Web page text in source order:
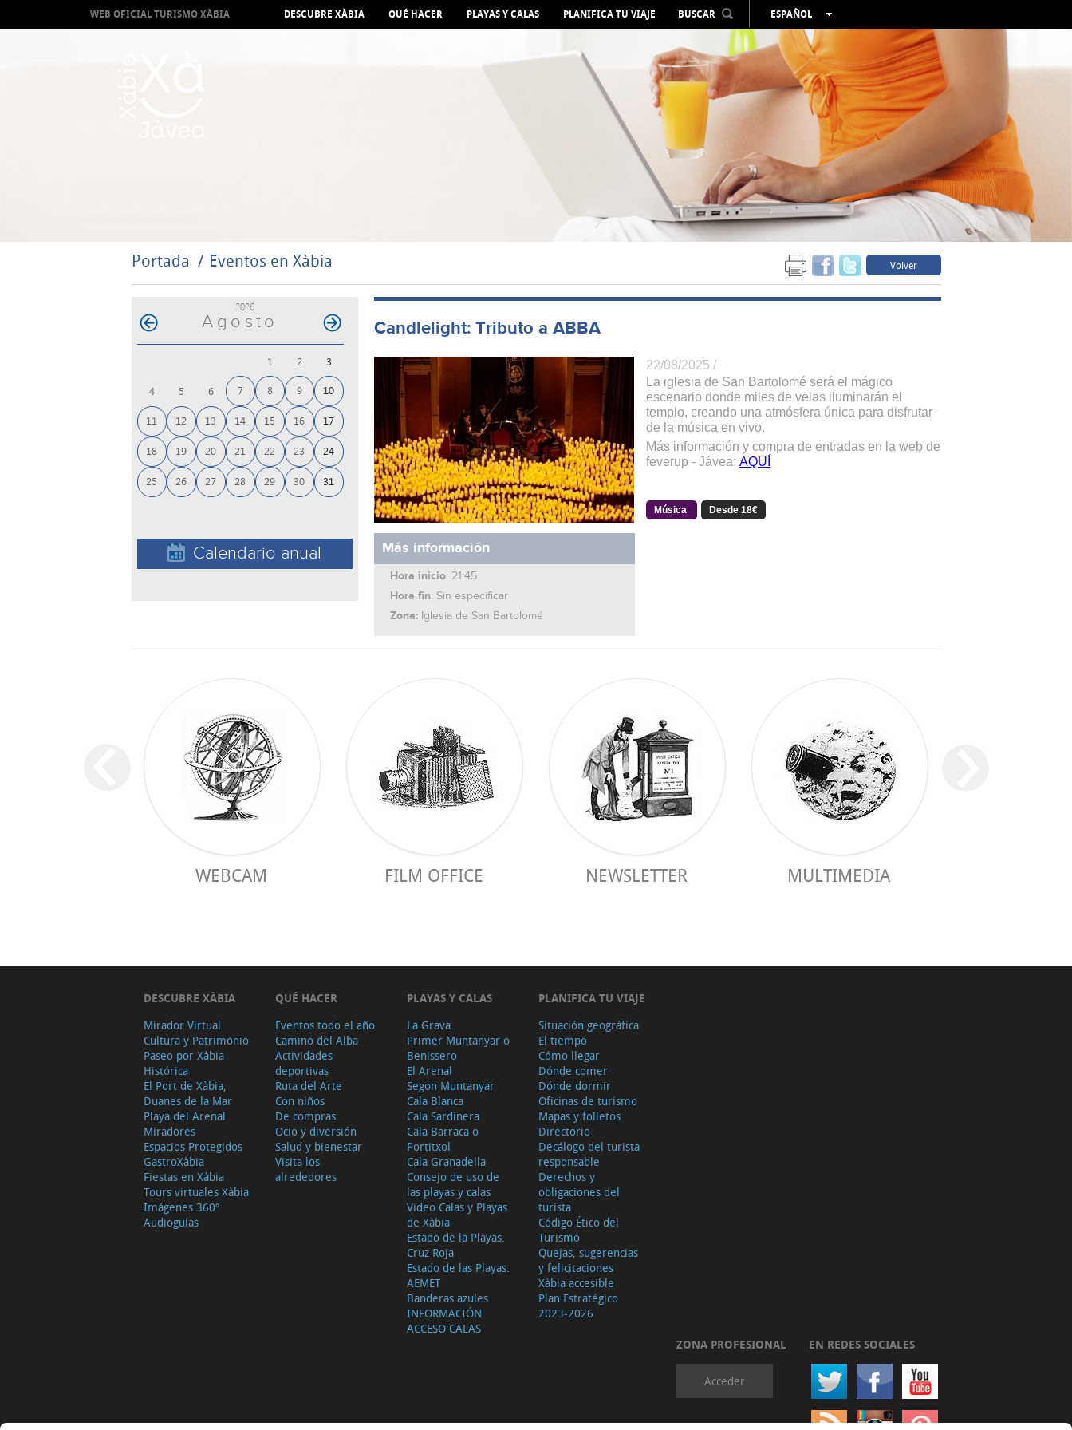
WEB OFICIAL TURISMO XÀBIA DESCUBRE XÀBIA QUÉ HACER PLAYAS Y CALAS PLANIFICA TU VIAJE BUSCAR
ESPAÑOL
VALENCIÀ
ENGLISH
FRANÇAIS
DEUTSCH
Portada Eventos en Xàbia Volver
2026
Agosto
1 2 3
4 5 6 7 8 9 10
11 12 13 14 15 16 17
18 19 20 21 22 23 24
25 26 27 28 29 30 31
Calendario anual
Candlelight: Tributo a ABBA
Más información
Hora inicio: 21:45
Hora fin: Sin especificar
Zona: Iglesia de San Bartolomé
22/08/2025 /
La iglesia de San Bartolomé será el mágico
escenario donde miles de velas iluminarán el
templo, creando una atmósfera única para disfrutar
de la música en vivo.
Más información y compra de entradas en la web de
feverup - Jávea:AQUÍ
Música Desde 18€
WEBCAM FILM OFFICE NEWSLETTER MULTIMEDIA
DESCUBRE XÀBIA
Mirador Virtual
Cultura y Patrimonio
Paseo por Xàbia
Histórica
El Port de Xàbia,
Duanes de la Mar
Playa del Arenal
Miradores
Espacios Protegidos
GastroXàbia
Fiestas en Xàbia
Tours virtuales Xàbia
Imágenes 360º
Audioguías
QUÉ HACER
Eventos todo el año
Camino del Alba
Actividades
deportivas
Ruta del Arte
Con niños
De compras
Ocio y diversión
Salud y bienestar
Visita los
alrededores
PLAYAS Y CALAS
La Grava
Primer Muntanyar o
Benissero
El Arenal
Segon Muntanyar
Cala Blanca
Cala Sardinera
Cala Barraca o
Portitxol
Cala Granadella
Consejo de uso de
las playas y calas
Video Calas y Playas
de Xàbia
Estado de la Playas.
Cruz Roja
Estado de las Playas.
AEMET
Banderas azules
INFORMACIÓN
ACCESO CALAS
PLANIFICA TU VIAJE
Situación geográfica
El tiempo
Cómo llegar
Dónde comer
Dónde dormir
Oficinas de turismo
Mapas y folletos
Directorio
Decálogo del turista
responsable
Derechos y
obligaciones del
turista
Código Ético del
Turismo
Quejas, sugerencias
y felicitaciones
Xàbia accesible
Plan Estratégico
2023-2026
ZONA PROFESIONAL
Acceder
EN REDES SOCIALES